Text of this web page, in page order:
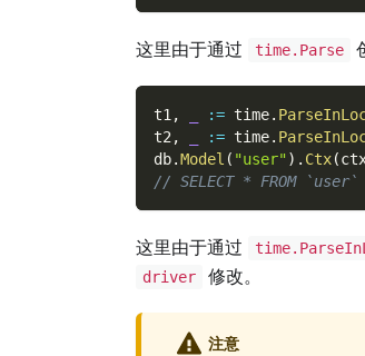
这里由于通过 time.Parse
t1 , := time.
t2 , := time.
db.Model ( "user") . Ctx(
// SELECT * FROM
这里由于通过
driver 修改。
注意